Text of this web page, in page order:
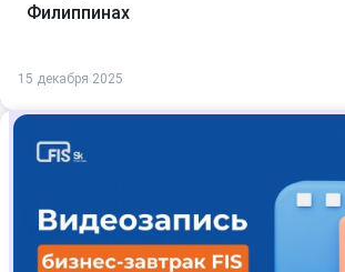
Филиппинах
15 декабря 2025